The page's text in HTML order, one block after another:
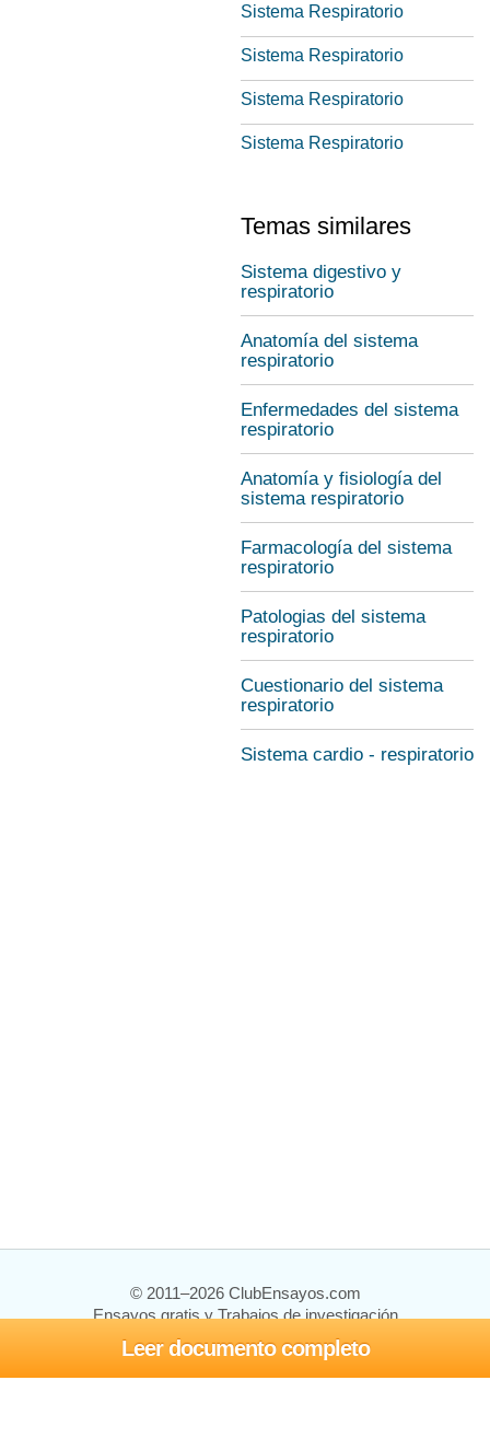
Leer documento completo
Sistema Respiratorio
Sistema Respiratorio
Sistema Respiratorio
Sistema Respiratorio
Temas similares
Sistema digestivo y
respiratorio
Anatomía del sistema
respiratorio
Enfermedades del sistema
respiratorio
Anatomía y fisiología del
sistema respiratorio
Farmacología del sistema
respiratorio
Patologias del sistema
respiratorio
Cuestionario del sistema
respiratorio
Sistema cardio - respiratorio
© 2011–2026 ClubEnsayos.com
Ensayos gratis y Trabajos de investigación